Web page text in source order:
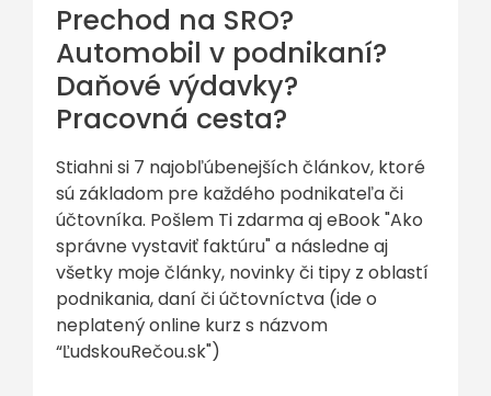
Prechod na SRO?
Automobil v podnikaní?
Daňové výdavky?
Pracovná cesta?
Stiahni si 7 najobľúbenejších článkov, ktoré
sú základom pre každého podnikateľa či
účtovníka. Pošlem Ti zdarma aj eBook "Ako
správne vystaviť faktúru" a následne aj
všetky moje články, novinky či tipy z oblastí
podnikania, daní či účtovníctva (ide o
neplatený online kurz s názvom
“ĽudskouRečou.sk")